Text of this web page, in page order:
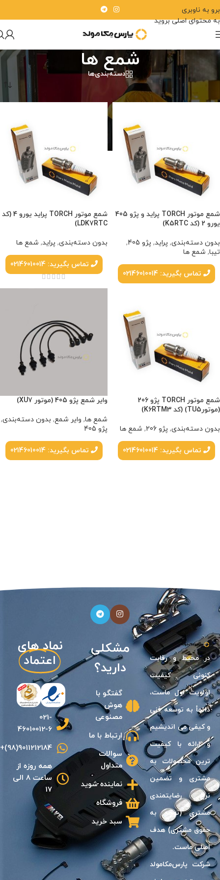
برو به ناوبری
به محتوای اصلی بروید
شمع ها
دسته‌بندی‌ها
خانه/شمع ها
شمع موتور TORCH پراید و پژو 405
یورو 2 (کد K5RTC)
بدون دسته‌بندی, پراید, پژو 405
,
تیبا, شمع ها
تماس بگیرید: 02146010014
شمع موتور TORCH پراید یورو 4 (کد
LDK7RTC)
بدون دسته‌بندی, پراید, شمع ها
تماس بگیرید: 02146010014
شمع موتور TORCH پژو 206
(موتورTU5) (کد K6RTM3)
بدون دسته‌بندی, پژو 206 , شمع ها
تماس بگیرید: 02146010014
وایر شمع پژو 405 (موتور XU7)
شمع ها, وایر شمع, بدون دسته‌بندی,
پژو 405
تماس بگیرید: 02146010014
در محيط و رقابت
كنونى كيفيت
اولويت اول ماست،
دائمأ به توسعه فنى
و كيفی مى انديشیم
و ارائه با كيفيت
ترين محصولات به
مشترى و تضمين
نرخ رضايتمندى
مشترى (توجه به
حقوق مشترى) هدف
اصلى ماست.
شرکت پارس‌مکامولد
مشکلی
نیازی
دارید؟
گفتگو با
هوش
مصنوعی
ارتباط با ما
سوالات
متداول
نماینده شوید
فروشگاه
سبد خرید
نماد های
اعتماد
021-
46010012-6
9011212184(98)+
همه روزه از
ساعت 8 الی
17